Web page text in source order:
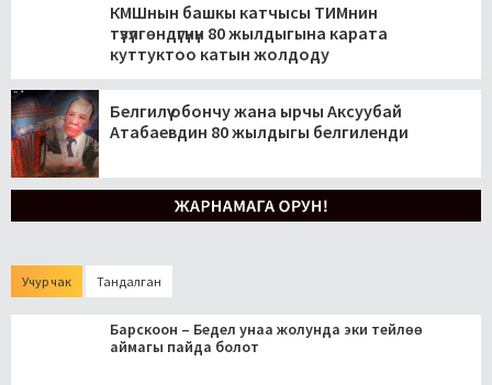
КМШнын башкы катчысы ТИМнин
түзүлгөндүгүнүн 80 жылдыгына карата
куттуктоо катын жолдоду
Белгилүү обончу жана ырчы Аксуубай
Атабаевдин 80 жылдыгы белгиленди
Учур чак Тандалган
Барскоон – Бедел унаа жолунда эки тейлөө
аймагы пайда болот